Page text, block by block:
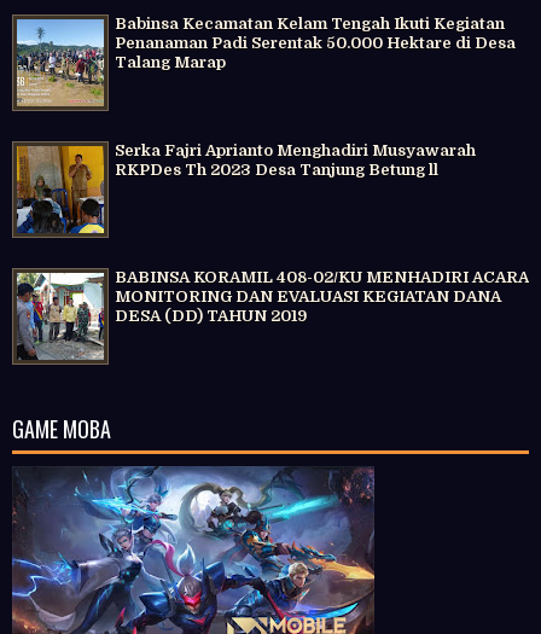
Babinsa Kecamatan Kelam Tengah Ikuti Kegiatan
Penanaman Padi Serentak 50.000 Hektare di Desa
Talang Marap
Serka Fajri Aprianto Menghadiri Musyawarah
RKPDes Th 2023 Desa Tanjung Betung ll
BABINSA KORAMIL 408-02/KU MENHADIRI ACARA
MONITORING DAN EVALUASI KEGIATAN DANA
DESA (DD) TAHUN 2019
GAME MOBA